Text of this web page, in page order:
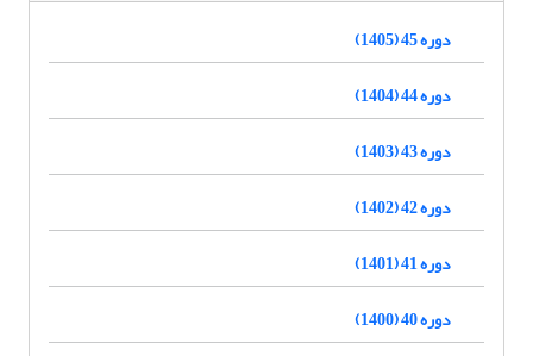
دوره 45 (1405)
دوره 44 (1404)
دوره 43 (1403)
دوره 42 (1402)
دوره 41 (1401)
دوره 40 (1400)